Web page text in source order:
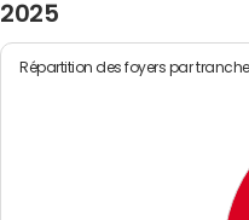
2025
Répartition des foyers par